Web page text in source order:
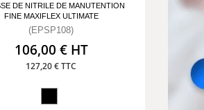
DE NITRILE DE MANUTENTION
FINE MAXIFLEX ULTIMATE
(EPSP108)
106,00 € HT
127,20 € TTC